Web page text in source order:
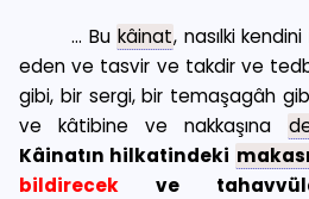
… Bu kâinat, nasılki
eden ve tasvir ve takdir ve
gibi, bir sergi, bir temaşagâh
ve kâtibine ve nakkaşına
Kâinatın hilkatindeki
bildirecek ve